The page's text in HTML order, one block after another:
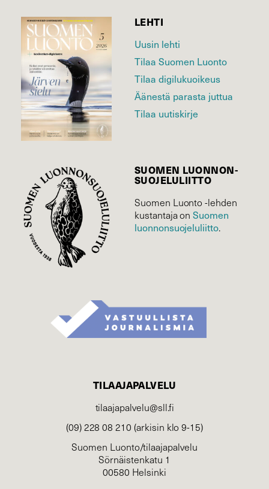
LEHTI
Uusin lehti
Tilaa Suomen Luonto
Tilaa digilukuoikeus
Äänestä parasta juttua
Tilaa uutiskirje
SUOMEN LUONNON­
SUOJELU­LIITTO
Suomen Luonto -lehden
kustantaja onSuomen
luonnonsuojelu­liitto.
TILAAJAPALVELU
tilaajapalvelu@sll.fi
(09) 228 08 210 (arkisin klo 9-15)
Suomen Luonto/tilaajapalvelu
Sörnäistenkatu 1
00580 Helsinki